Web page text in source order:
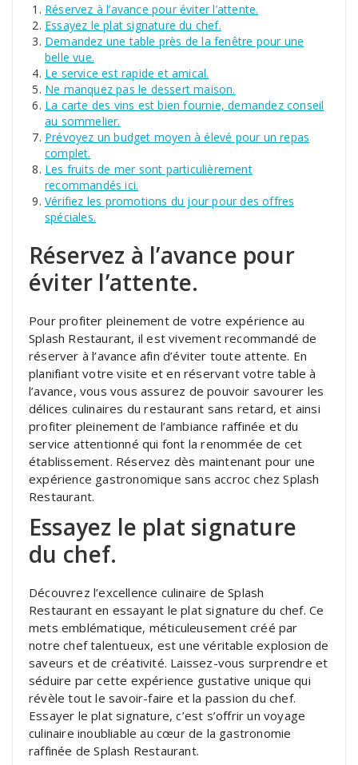
Réservez à l’avance pour éviter l’attente.
Essayez le plat signature du chef.
Demandez une table près de la fenêtre pour une
belle vue.
Le service est rapide et amical.
Ne manquez pas le dessert maison.
La carte des vins est bien fournie, demandez conseil
au sommelier.
Prévoyez un budget moyen à élevé pour un repas
complet.
Les fruits de mer sont particulièrement
recommandés ici.
Vérifiez les promotions du jour pour des offres
spéciales.
Réservez à l’avance pour
éviter l’attente.
Pour profiter pleinement de votre expérience au
Splash Restaurant, il est vivement recommandé de
réserver à l’avance afin d’éviter toute attente. En
planifiant votre visite et en réservant votre table à
l’avance, vous vous assurez de pouvoir savourer les
délices culinaires du restaurant sans retard, et ainsi
profiter pleinement de l’ambiance raffinée et du
service attentionné qui font la renommée de cet
établissement. Réservez dès maintenant pour une
expérience gastronomique sans accroc chez Splash
Restaurant.
Essayez le plat signature
du chef.
Découvrez l’excellence culinaire de Splash
Restaurant en essayant le plat signature du chef. Ce
mets emblématique, méticuleusement créé par
notre chef talentueux, est une véritable explosion de
saveurs et de créativité. Laissez-vous surprendre et
séduire par cette expérience gustative unique qui
révèle tout le savoir-faire et la passion du chef.
Essayer le plat signature, c’est s’offrir un voyage
culinaire inoubliable au cœur de la gastronomie
raffinée de Splash Restaurant.